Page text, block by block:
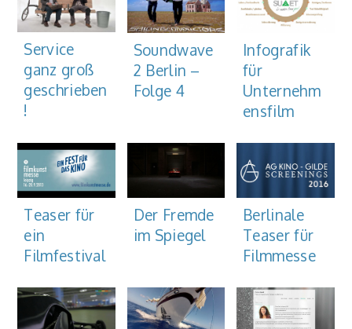
Service
ganz groß
geschrieben
!
Soundwave
2 Berlin –
Folge 4
Infografik
für
Unternehm
ensfilm
Teaser für
ein
Filmfestival
Der Fremde
im Spiegel
Berlinale
Teaser für
Filmmesse